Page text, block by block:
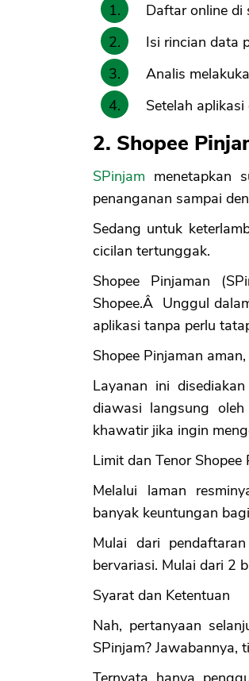
Daftar online di
Isi rincian data
Analis
Setelah
2. Shopee
SPinjam menetapkan
penanganan sampai
Sedang untuk
cicilan tertunggak.
Shopee Pinjaman
Shopee.Â Unggul
aplikasi tanpa perlu
Shopee Pinjaman
Layanan ini
diawasi langsung
khawatir jika ingin
Limit dan Tenor Shopee
Melalui laman
banyak keuntungan
Mulai dari
bervariasi. Mulai dari 2
Syarat dan Ketentuan
Nah, pertanyaan
SPinjam? Jawabannya,